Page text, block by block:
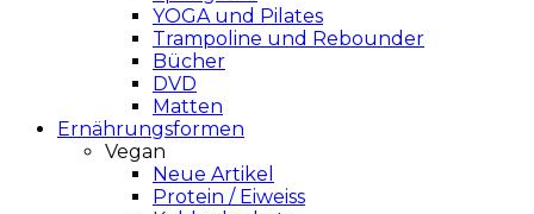
YOGA und Pilates
Trampoline und Rebounder
Bücher
DVD
Matten
Ernährungsformen
Vegan
Neue Artikel
Protein / Eiweiss